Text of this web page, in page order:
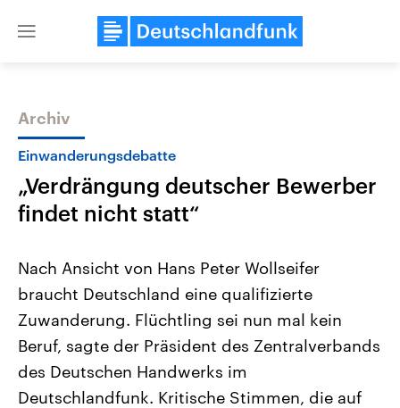
Close
Themen
Landtagswahl Sachsen-Anhalt
2026
Alle Informationen
Sachsen-Anhalt wählt am 6.
September 2026 einen neuen
Landtag. Seit 2021 wird das
Bundesland von einer Koalition aus
Aktuelle Beiträge,
Hintergründe
Wirtschaftlich und
gehören die Vereinigten
den mächtigsten Ländern
mit großem Einfluss auf
Archiv
Einwanderungsdebatte
„Verdrängung deutscher Bewerber
findet nicht statt“
Nach Ansicht von Hans Peter Wollseifer
braucht Deutschland eine qualifizierte
Zuwanderung. Flüchtling sei nun mal kein
Beruf, sagte der Präsident des Zentralverbands
des Deutschen Handwerks im
Deutschlandfunk. Kritische Stimmen, die auf